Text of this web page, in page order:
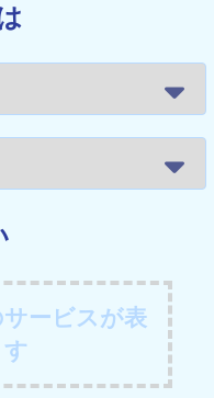
ービスが表